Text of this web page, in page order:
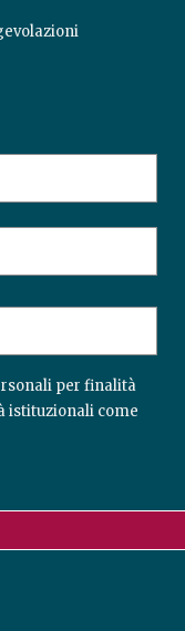
per finalità
istituzionali come